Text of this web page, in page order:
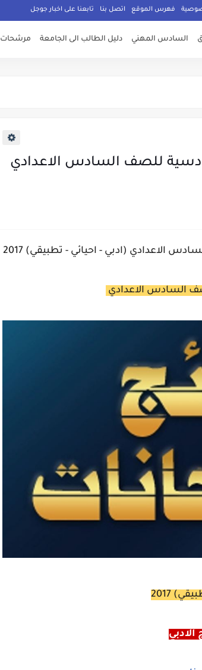
فهرس الموقع اتصل بنا تابعنا على اخبار جوجل
السادس المهني دليل الطالب الى الجامعة مرشحات 2022
للصف السادس الاعدادي
الاعدادي (ادبي - احيائي - تطبيقي) 2017
السادس الاعدادي
2017